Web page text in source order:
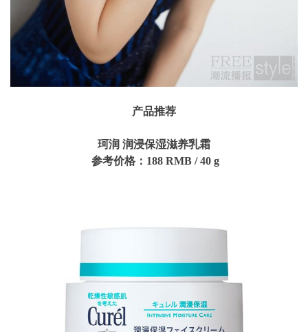
产品推荐
珂润 润浸保湿滋养乳霜
参考价格： 188 RMB / 40 g